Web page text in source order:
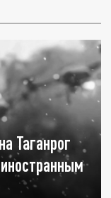
Таганрог